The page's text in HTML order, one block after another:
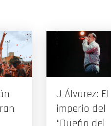
J Álvarez: El
imperio del